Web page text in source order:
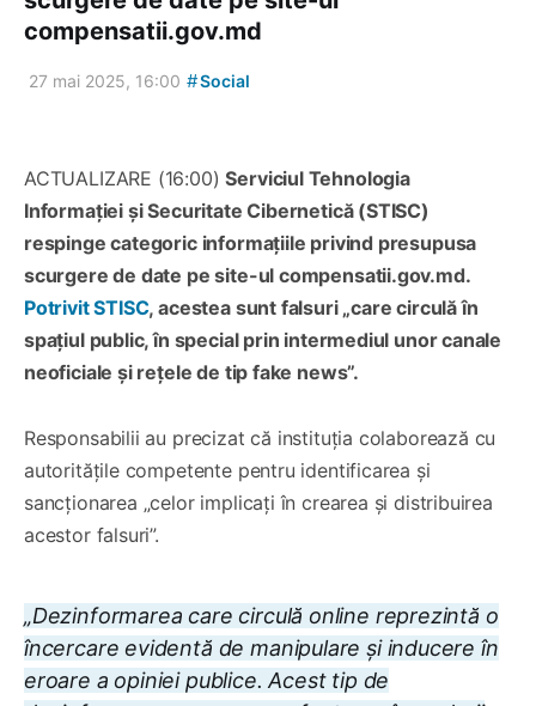
compensatii.gov.md
27 mai 2025, 16:00 #Social
ACTUALIZARE (16:00)Serviciul Tehnologia
Informației și Securitate Cibernetică (STISC)
respinge categoric informațiile privind presupusa
scurgere de date pe site-ul compensatii.gov.md.
Potrivit STISC, acestea sunt falsuri „care circulă în
spațiul public, în special prin intermediul unor canale
neoficiale și rețele de tip fake news”.
Responsabilii au precizat că instituția colaborează cu
autoritățile competente pentru identificarea și
sancționarea „celor implicați în crearea și distribuirea
acestor falsuri”.
„Dezinformarea care circulă online reprezintă o
încercare evidentă de manipulare și inducere în
eroare a opiniei publice. Acest tip de